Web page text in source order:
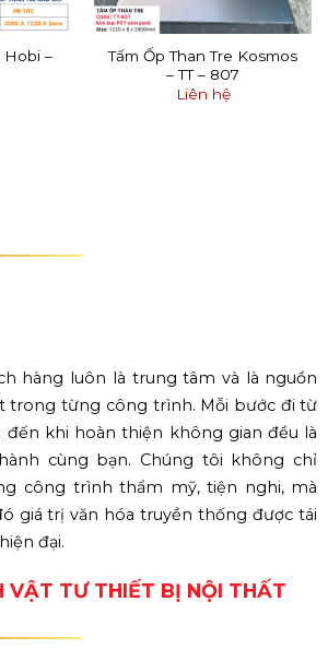
Hobi –
Tấm Ốp Than Tre Kosmos
– TT – 807
Liên hệ
hàng luôn là trung tâm và là nguồn
trong từng công trình. Mỗi bước đi từ
khi hoàn thiện không gian đều là
cùng bạn. Chúng tôi không chỉ
công trình thẩm mỹ, tiện nghi, mà
giá trị văn hóa truyền thống được tái
đại.
VẬT TƯ THIẾT BỊ NỘI THẤT